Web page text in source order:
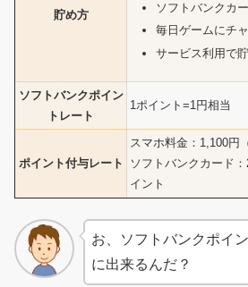
貯め方
ソフトバンクカ
毎日ゲームにチ
サービス利用で
ソフトバンクポイン
トレート
1ポイント=1円相当
ポイント付与レート
スマホ料金：1,100円
ソフトバンクカード
イント
お、ソフトバンクポイ
に出来るんだ？